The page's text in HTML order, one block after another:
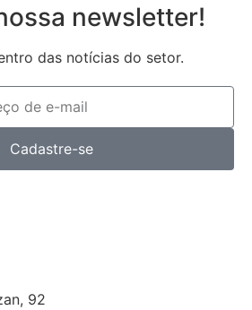
newsletter!
das notícias do setor.
Cadastre-se
92